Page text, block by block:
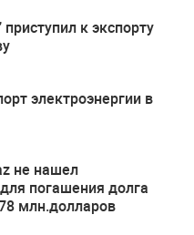
к экспорту
электроэнергии в
не нашел
погашения долга
млн.долларов